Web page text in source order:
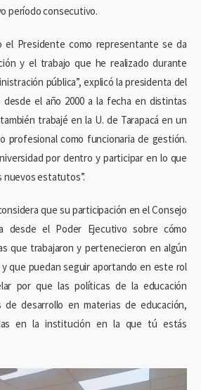
período consecutivo.
el Presidente como representante se da
y el trabajo que he realizado durante
pública”, explicó la presidenta del
desde el año 2000 a la fecha en distintas
trabajé en la U. de Tarapacá en un
profesional como funcionaria de gestión.
por dentro y participar en lo que
nuevos estatutos”.
que su participación en el Consejo
desde el Poder Ejecutivo sobre cómo
que trabajaron y pertenecieron en algún
que puedan seguir aportando en este rol
por que las políticas de la educación
de desarrollo en materias de educación,
en la institución en la que tú estás